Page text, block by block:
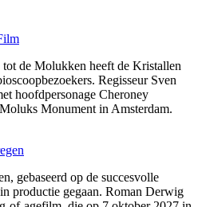
tot de Molukken heeft de Kristallen
Regisseur Sven
hoofdpersonage Cheroney
Monument in Amsterdam.
gebaseerd op de succesvolle
productie gegaan. Roman Derwig